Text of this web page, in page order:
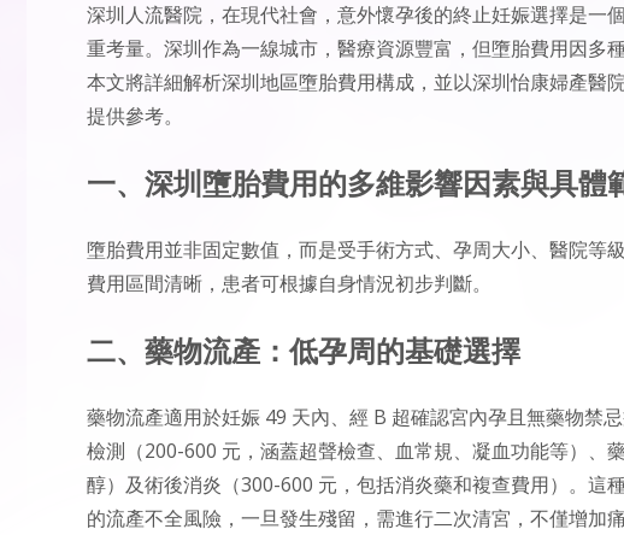
深圳人流醫院 ，在現代社會，意外懷孕後的終止妊娠選擇是
重考量。深圳作為一線城市，醫療資源豐富，但墮胎費用因多
本文將詳細解析深圳地區墮胎費用構成，並以深圳怡康婦產醫
提供參考。
一、深圳墮胎費用的多維影響因素與具體
墮胎費用並非固定數值，而是受手術方式、孕周大小、醫院等
費用區間清晰，患者可根據自身情況初步判斷。
二、藥物流產：低孕周的基礎選擇
藥物流產適用於妊娠 49 天內、經 B 超確認宮內孕且無藥物禁
檢測（200-600 元，涵蓋超聲檢查、血常規、凝血功能等）、
醇）及術後消炎（300-600 元，包括消炎藥和複查費用）。這
的流產不全風險，一旦發生殘留，需進行二次清宮，不僅增加